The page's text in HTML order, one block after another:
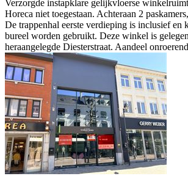
Verzorgde instapklare gelijkvloerse
Horeca niet toegestaan. Achteraan 2
De trappenhal eerste verdieping is inclusief en
bureel worden gebruikt. Deze winkel is
heraangelegde Diesterstraat. Aandeel